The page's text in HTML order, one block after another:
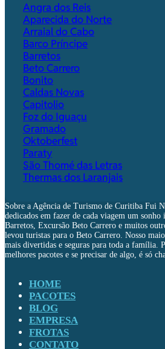
Angra dos Reis
Aparecida do Norte
Arraial do Cabo
Barco Príncipe
Barretos
Beto Carrero
Bonito
Caldas Novas
Capitolio
Foz do Iguaçu
Gramado
Oktoberfest
Paraty
São Thomé das Letras
Thermas dos Laranjais
Sobre a Agência de Turismo de Curitiba Fui
dedicados em fazer de cada viagem um sonho
Barretos, Excursão Beto Carrero e muitos
levou turistas para o Beto Carrero. Nosso
mais divertidas e seguras para toda a família.
melhores pacotes e se precisar de algo, é só
HOME
PACOTES
BLOG
EMPRESA
FROTAS
CONTATO